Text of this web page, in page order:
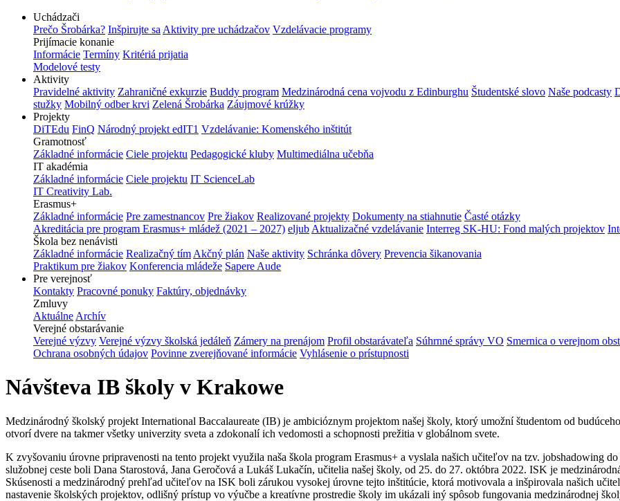
Uchádzači
Prečo Šrobárka? Inšpirujte sa Aktivity pre uchádzačov Vzdelávacie programy
Prijímacie konanie
Informácie Termíny Kritériá prijatia
Modelové testy
Aktivity
Pravidelné aktivity Zahraničné exkurzie Buddy program Medzinárodná cena vojvodu z Edinburghu Študentské slovo Naše podcasty
stužky Mobilný odber krvi Zelená Šrobárka Záujmové krúžky
Projekty
DiTEdu FinQ Národný projekt edIT1 Vzdelávanie: Komenského inštitút
Gramotnosť
Základné informácie Ciele projektu Pedagogické kluby Multimediálna učebňa
IT akadémia
Základné informácie Ciele projektu IT ScienceLab
IT Creativity Lab.
Erasmus+
Základné informácie Pre zamestnancov Pre žiakov Realizované projekty Dokumenty na stiahnutie Časté otázky
Akreditácia pre program Erasmus+ mládež (2021 – 2027) eljub Aktualizačné vzdelávanie Interreg SK-HU: Fond malých projektov
Škola bez nenávisti
Základné informácie Realizačný tím Akčný plán Naše aktivity Schránka dôvery Prevencia šikanovania
Praktikum pre žiakov Konferencia mládeže Sapere Aude
Pre verejnosť
Kontakty Pracovné ponuky Faktúry, objednávky
Zmluvy
Aktuálne Archív
Verejné obstarávanie
Verejné výzvy Verejné výzvy školská jedáleň Zámery na prenájom Profil obstarávateľa Súhrnné správy VO Smernica o verejnom
Ochrana osobných údajov Povinne zverejňované informácie Vyhlásenie o prístupnosti
Návšteva IB školy v Krakowe
Medzinárodný školský projekt International Baccalaureate (IB) je ambicióznym projektom našej školy, ktorý umožní študentom od
otvorí dvere na takmer všetky univerzity sveta a zdokonalí ich vedomosti a schopnosti prežitia v globálnom svete.
K zvyšovaniu úrovne pripravenosti na tento projekt využila naša škola program Erasmus+ a vyslala našich učiteľov na tzv. jobshadowing
služobnej ceste boli Dana Starostová, Jana Geročová a Lukáš Lukačín, učitelia našej školy, od 25. do 27. októbra 2022. ISK je
Skúsenosti a medzinárodný prehľad učiteľov na ISK boli zárukou vysokej úrovne tejto inštitúcie, ktorá motivovala a inšpirovala našich
nastavenie školských projektov, odlišný prístup vo výučbe a kreatívne prostredie školy im ukázali iný spôsob fungovania medzinárodnej